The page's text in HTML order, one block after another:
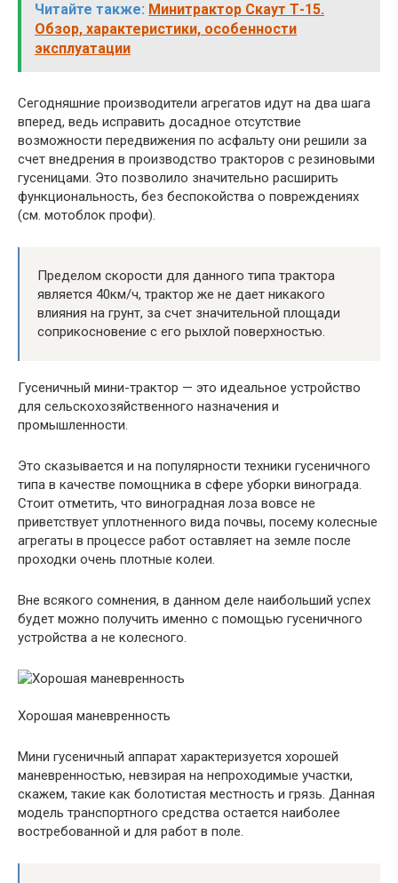
Читайте также: Минитрактор Скаут Т-15.
Обзор, характеристики, особенности
эксплуатации
Сегодняшние производители агрегатов идут на два шага
вперед, ведь исправить досадное отсутствие
возможности передвижения по асфальту они решили за
счет внедрения в производство тракторов с резиновыми
гусеницами. Это позволило значительно расширить
функциональность, без беспокойства о повреждениях
(см. мотоблок профи).
Пределом скорости для данного типа трактора
является 40км/ч, трактор же не дает никакого
влияния на грунт, за счет значительной площади
соприкосновение с его рыхлой поверхностью.
Гусеничный мини-трактор — это идеальное устройство
для сельскохозяйственного назначения и
промышленности.
Это сказывается и на популярности техники гусеничного
типа в качестве помощника в сфере уборки винограда.
Стоит отметить, что виноградная лоза вовсе не
приветствует уплотненного вида почвы, посему колесные
агрегаты в процессе работ оставляет на земле после
проходки очень плотные колеи.
Вне всякого сомнения, в данном деле наибольший успех
будет можно получить именно с помощью гусеничного
устройства а не колесного.
Хорошая маневренность
Мини гусеничный аппарат характеризуется хорошей
маневренностью, невзирая на непроходимые участки,
скажем, такие как болотистая местность и грязь. Данная
модель транспортного средства остается наиболее
востребованной и для работ в поле.